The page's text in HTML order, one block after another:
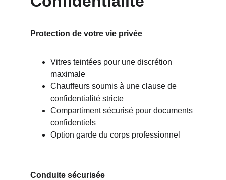
Protection de votre vie privée
Vitres teintées pour une discrétion
maximale
Chauffeurs soumis à une clause de
confidentialité stricte
Compartiment sécurisé pour documents
confidentiels
Option garde du corps professionnel
Conduite sécurisée